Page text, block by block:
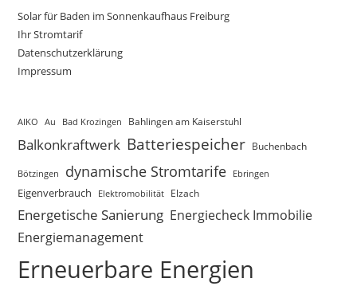
Solar für Baden im Sonnenkaufhaus Freiburg
Ihr Stromtarif
Datenschutzerklärung
Impressum
AIKO Au Bad Krozingen Bahlingen am Kaiserstuhl
Balkonkraftwerk Batteriespeicher Buchenbach
Bötzingen dynamische Stromtarife Ebringen
Eigenverbrauch Elektromobilität Elzach
Energetische Sanierung Energiecheck Immobilie
Energiemanagement
Erneuerbare Energien